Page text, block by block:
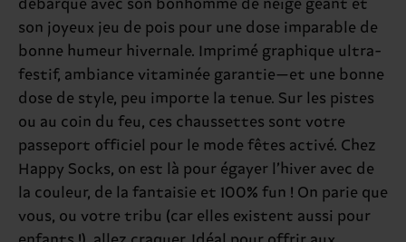
débarque avec son bonhomme de neige géant et
son joyeux jeu de pois pour une dose imparable de
bonne humeur hivernale. Imprimé graphique ultra-
festif, ambiance vitaminée garantie—et une bonne
dose de style, peu importe la tenue. Sur les pistes
ou au coin du feu, ces chaussettes sont votre
passeport officiel pour le mode fêtes activé. Chez
Happy Socks, on est là pour égayer l’hiver avec de
la couleur, de la fantaisie et 100% fun ! On parie que
vous, ou votre tribu (car elles existent aussi pour